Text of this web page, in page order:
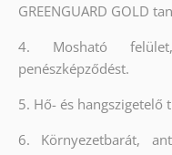
GREENGUARD GOLD
4. Mosható
penészképződést.
5. Hő- és hangszigetelő
6. Környezetbarát,